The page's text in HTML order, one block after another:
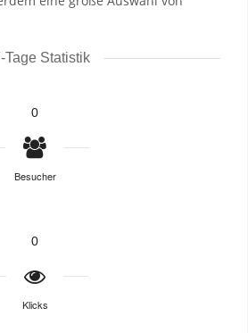
Tage Statistik
0
Besucher
0
Klicks